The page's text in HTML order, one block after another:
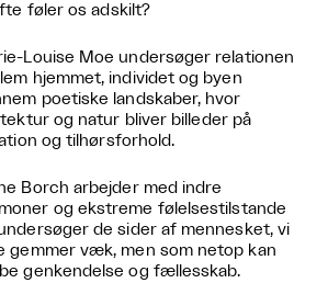
føler os adskilt?
Louise Moe undersøger relationen
hjemmet, individet og byen
poetiske landskaber, hvor
og natur bliver billeder på
og tilhørsforhold.
Borch arbejder med indre
og ekstreme følelsestilstande
de sider af mennesket, vi
gemmer væk, men som netop kan
genkendelse og fællesskab.